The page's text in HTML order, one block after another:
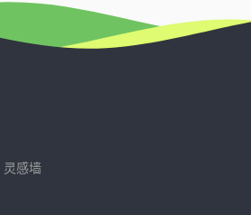
灵感墙